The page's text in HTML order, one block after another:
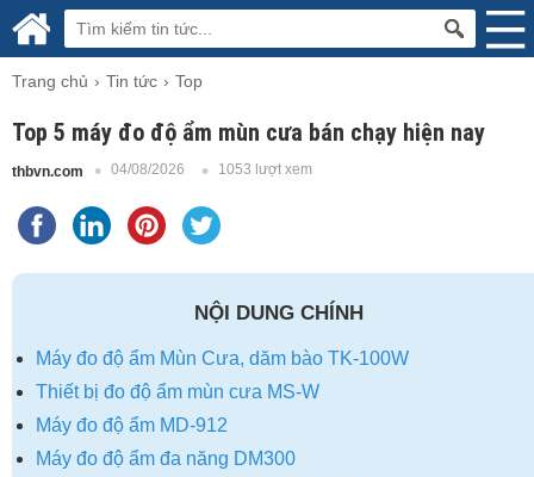
Trang chủ Tin tức Top
Top 5 máy đo độ ẩm mùn cưa bán chạy hiện nay
thbvn.com 04/08/2026 1053 lượt xem
NỘI DUNG CHÍNH
Máy đo độ ẩm Mùn Cưa, dăm bào TK-100W
Thiết bị đo độ ẩm mùn cưa MS-W
Máy đo độ ẩm MD-912
Máy đo độ ẩm đa năng DM300